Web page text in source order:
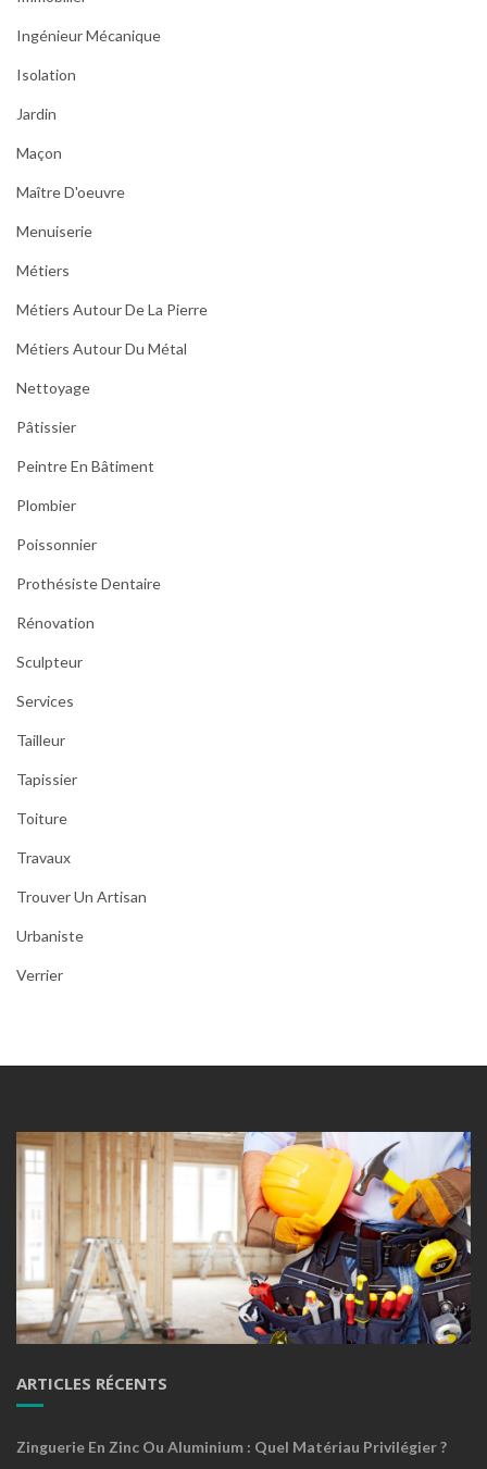
Ingénieur Mécanique
Isolation
Jardin
Maçon
Maître D'oeuvre
Menuiserie
Métiers
Métiers Autour De La Pierre
Métiers Autour Du Métal
Nettoyage
Pâtissier
Peintre En Bâtiment
Plombier
Poissonnier
Prothésiste Dentaire
Rénovation
Sculpteur
Services
Tailleur
Tapissier
Toiture
Travaux
Trouver Un Artisan
Urbaniste
Verrier
ARTICLES RÉCENTS
Zinguerie En Zinc Ou Aluminium : Quel Matériau Privilégier ?